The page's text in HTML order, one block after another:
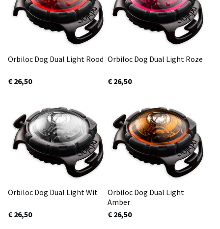
Orbiloc Dog Dual Light Rood
€ 26,50
Orbiloc Dog Dual Light Roze
€ 26,50
Orbiloc Dog Dual Light Wit
€ 26,50
Orbiloc Dog Dual Light
Amber
€ 26,50